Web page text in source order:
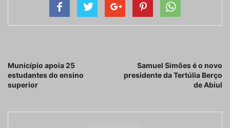
Município apoia 25
estudantes do ensino
superior
Samuel Simões é o novo
presidente da Tertúlia Berço
de Abiul